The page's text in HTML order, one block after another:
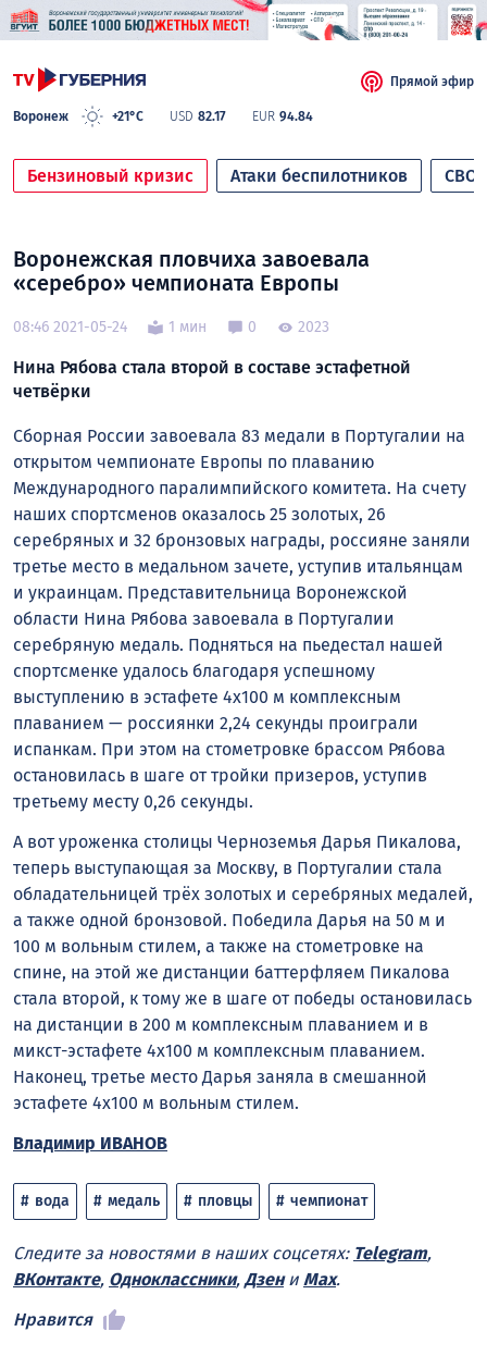
Воронеж +21°C USD 82.17 EUR 94.84
Прямой эфир
Бензиновый кризис Атаки беспилотников СВО
Воронежская пловчиха завоевала
«серебро» чемпионата Европы
08:46 2021-05-24 1 мин 0 2023
Нина Рябова стала второй в составе эстафетной
четвёрки
Сборная России завоевала 83 медали в Португалии на
открытом чемпионате Европы по плаванию
Международного паралимпийского комитета. На счету
наших спортсменов оказалось 25 золотых, 26
серебряных и 32 бронзовых награды, россияне заняли
третье место в медальном зачете, уступив итальянцам
и украинцам. Представительница Воронежской
области Нина Рябова завоевала в Португалии
серебряную медаль. Подняться на пьедестал нашей
спортсменке удалось благодаря успешному
выступлению в эстафете 4х100 м комплексным
плаванием — россиянки 2,24 секунды проиграли
испанкам. При этом на стометровке брассом Рябова
остановилась в шаге от тройки призеров, уступив
третьему месту 0,26 секунды.
А вот уроженка столицы Черноземья Дарья Пикалова,
теперь выступающая за Москву, в Португалии стала
обладательницей трёх золотых и серебряных медалей,
а также одной бронзовой. Победила Дарья на 50 м и
100 м вольным стилем, а также на стометровке на
спине, на этой же дистанции баттерфляем Пикалова
стала второй, к тому же в шаге от победы остановилась
на дистанции в 200 м комплексным плаванием и в
микст-эстафете 4х100 м комплексным плаванием.
Наконец, третье место Дарья заняла в смешанной
эстафете 4х100 м вольным стилем.
Владимир ИВАНОВ
вода медаль пловцы чемпионат
Следите за новостями в наших соцсетях: Telegram,
ВКонтакте, Одноклассники, Дзени Max.
Нравится